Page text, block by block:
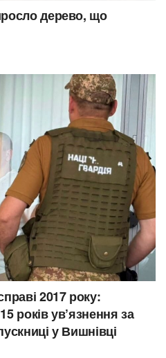
дерево, що
2017 року:
років ув’язнення за
у Вишнівці